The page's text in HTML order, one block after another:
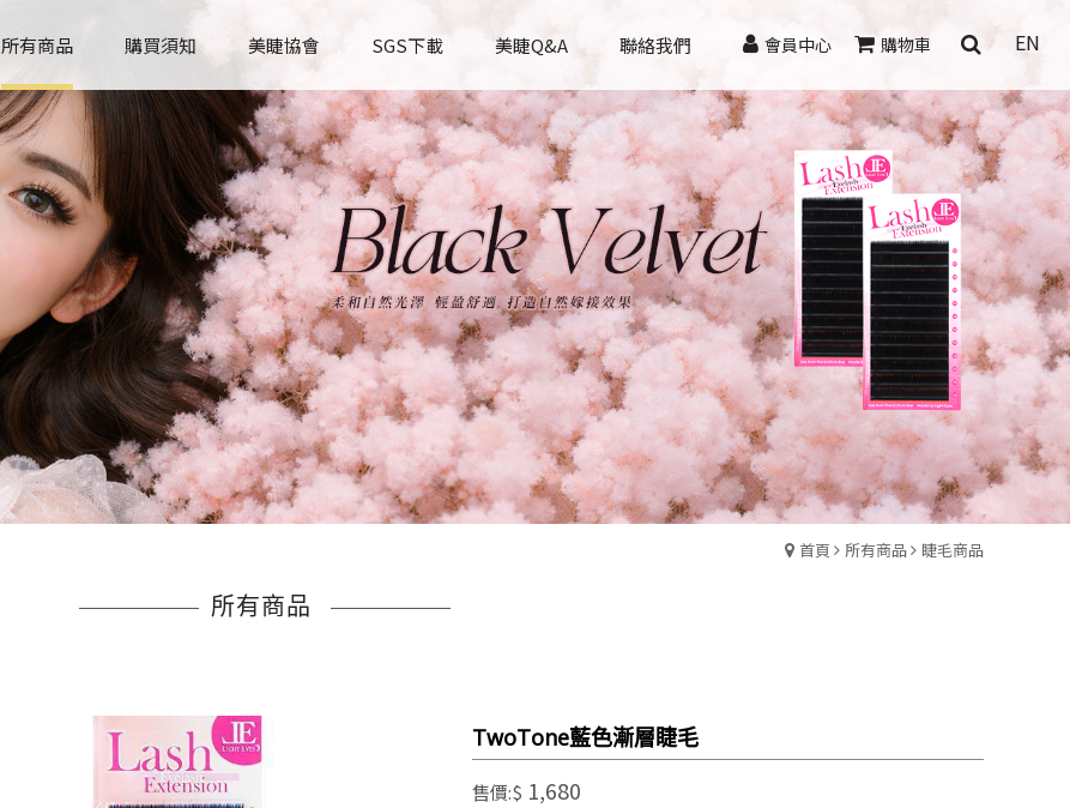
EN
會員中心 購物車
所有商品 購買須知 美睫協會 SGS下載 美睫Q&A 聯絡我們
首頁 所有商品 睫毛商品
所有商品
TwoTone藍色漸層睫毛
售價:$ 1,680